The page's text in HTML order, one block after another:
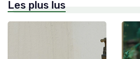
Les plus lus